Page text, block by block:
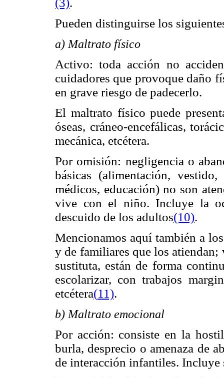
(3).
Pueden distinguirse los
a) Maltrato físico
Activo: toda acción no
cuidadores que provoque daño
en grave riesgo de padecerlo.
El maltrato físico puede
óseas, cráneo-encefálicas,
mecánica, etcétera.
Por omisión: negligencia o
básicas (alimentación,
médicos, educación) no son
vive con el niño. Incluye la
descuido de los adultos(10).
Mencionamos aquí también a
y de familiares que los
sustituta, están de forma
escolarizar, con trabajos
etcétera(11).
b) Maltrato emocional
Por acción: consiste en la
burla, desprecio o amenaza de
de interacción infantiles. Incluye